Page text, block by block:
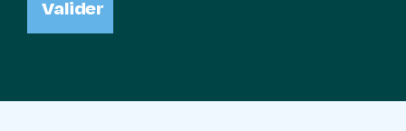
Valider